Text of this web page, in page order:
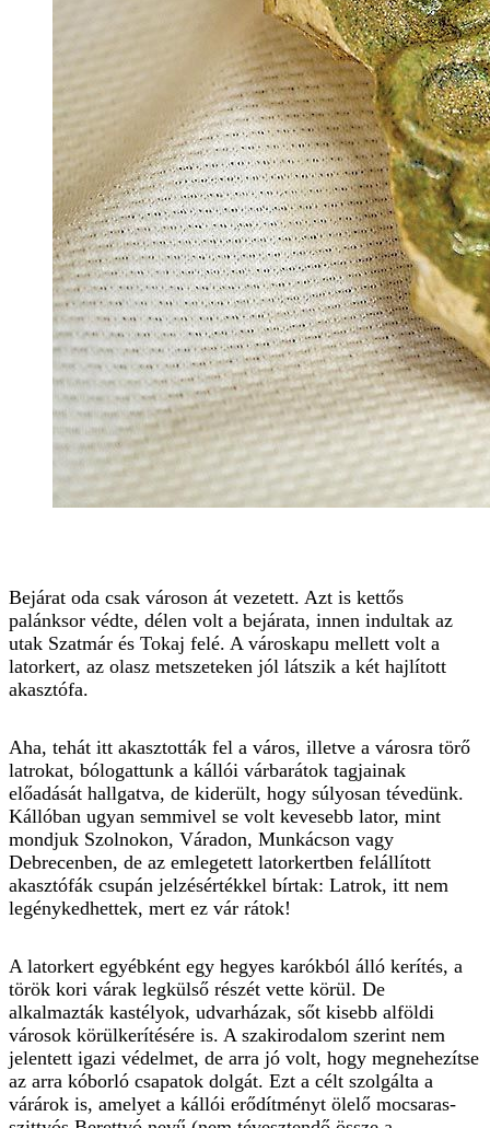
Bejárat oda csak városon át vezetett. Azt is kettős
palánksor védte, délen volt a bejárata, innen indultak az
utak Szatmár és Tokaj felé. A városkapu mellett volt a
latorkert, az olasz metszeteken jól látszik a két hajlított
akasztófa.
Aha, tehát itt akasztották fel a város, illetve a városra törő
latrokat, bólogattunk a kállói várbarátok tagjainak
előadását hallgatva, de kiderült, hogy súlyosan tévedünk.
Kállóban ugyan semmivel se volt kevesebb lator, mint
mondjuk Szolnokon, Váradon, Munkácson vagy
Debrecenben, de az emlegetett latorkertben felállított
akasztófák csupán jelzésértékkel bírtak: Latrok, itt nem
legénykedhettek, mert ez vár rátok!
A latorkert egyébként egy hegyes karókból álló kerítés, a
török kori várak legkülső részét vette körül. De
alkalmazták kastélyok, udvarházak, sőt kisebb alföldi
városok körülkerítésére is. A szakirodalom szerint nem
jelentett igazi védelmet, de arra jó volt, hogy megnehezítse
az arra kóborló csapatok dolgát. Ezt a célt szolgálta a
várárok is, amelyet a kállói erődítményt ölelő mocsaras-